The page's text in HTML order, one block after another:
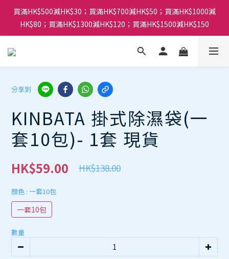
買滿HK$500減HK$30；買滿HK$700減HK$50；買滿HK$1000減
HK$80；買滿HK$1300減HK$120；買滿HK$1500減HK$150
分享到
KINBATA 掛式除濕袋(一
套10包)- 1套 現貨
HK$59.00 HK$138.00
顏色 : 一套10包
一套10包
數量